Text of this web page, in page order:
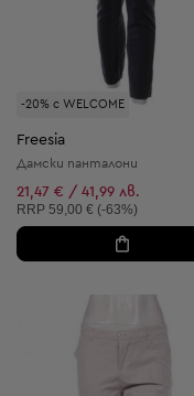
-20% с WELCOME
Freesia
Дамски панталони
21,47 € / 41,99 лв.
Препоръчителна цена:
RRP 59,00 € (-63%)